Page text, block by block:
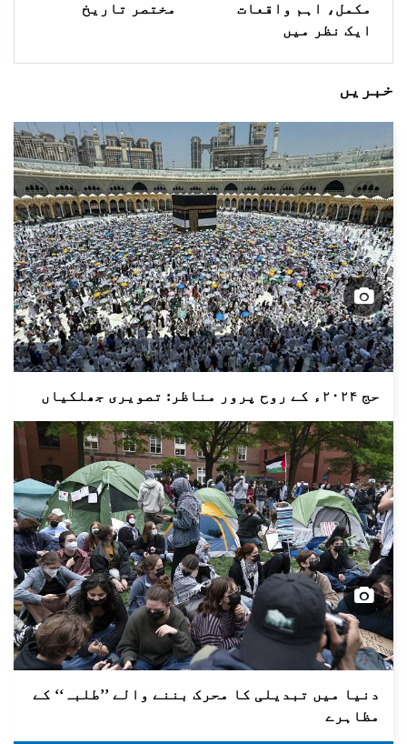
مکمل، اہم واقعات
ایک نظر میں
مختصر تاریخ
خبریں
حج ۲۰۲۴ء کے روح پرور مناظر: تصویری جھلکیاں
دنیا میں تبدیلی کا محرک بننے والے ’’طلبہ‘‘ کے
مظاہرے